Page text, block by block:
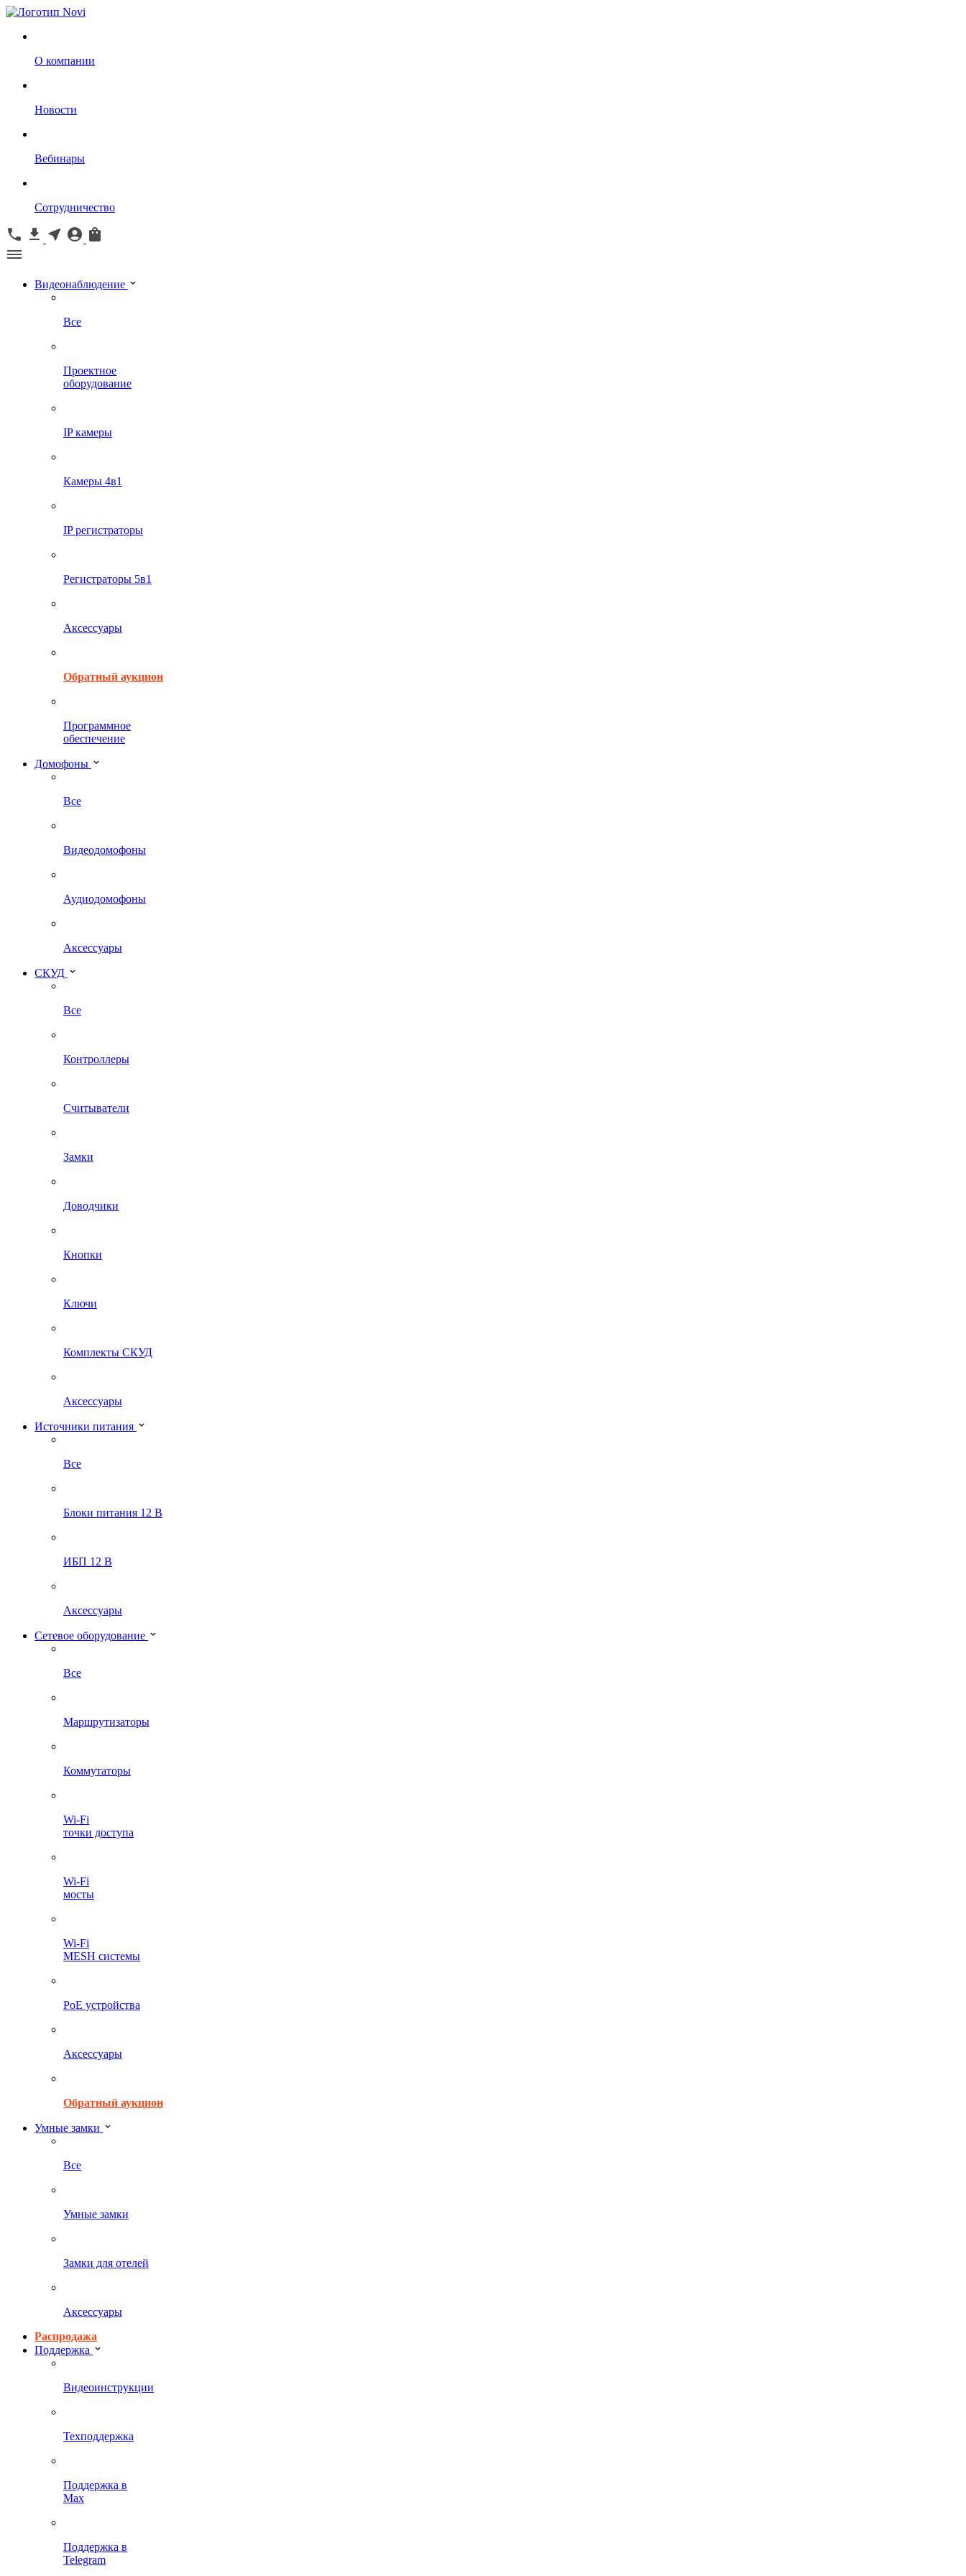
О компании
Новости
Вебинары
Сотрудничество
Видеонаблюдение
Все
Проектное
оборудование
IP камеры
Камеры 4в1
IP регистраторы
Регистраторы 5в1
Аксессуары
Обратный аукцион
Программное
обеспечение
Домофоны
Все
Видеодомофоны
Аудиодомофоны
Аксессуары
СКУД
Все
Контроллеры
Считыватели
Замки
Доводчики
Кнопки
Ключи
Комплекты СКУД
Аксессуары
Источники питания
Все
Блоки питания 12 В
ИБП 12 В
Аксессуары
Сетевое оборудование
Все
Маршрутизаторы
Коммутаторы
Wi-Fi
точки доступа
Wi-Fi
мосты
Wi-Fi
MESH системы
PoE устройства
Аксессуары
Обратный аукцион
Умные замки
Все
Умные замки
Замки для отелей
Аксессуары
Распродажа
Поддержка
Видеоинструкции
Техподдержка
Поддержка в
Max
Поддержка в
Telegram